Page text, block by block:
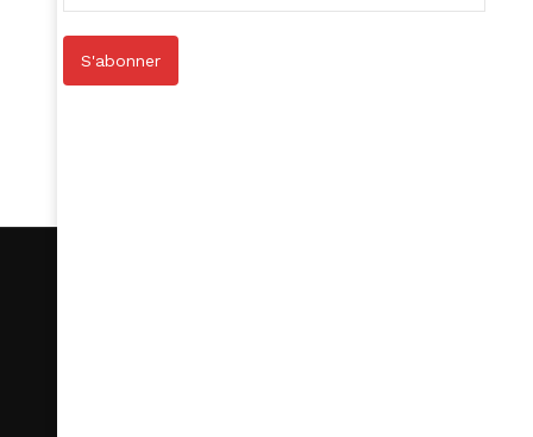
S'abonner